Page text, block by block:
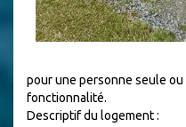
pour une personne seule
fonctionnalité.
Descriptif du logement :